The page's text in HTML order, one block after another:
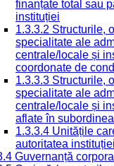
finanțate total sau
instituției
1.3.3.2 Structurile,
specialitate ale
centrale/locale și
coordonate de
1.3.3.3 Structurile,
specialitate ale
centrale/locale și
aflate în
1.3.3.4 Unitățile
autoritatea instituției
Guvernanță